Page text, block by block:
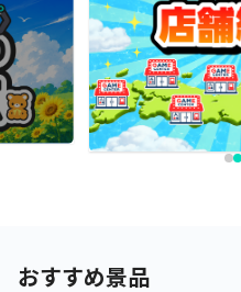
おすすめ景品